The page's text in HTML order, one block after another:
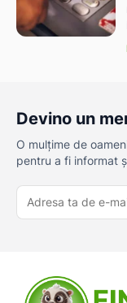
Devino un
O mulțime de
pentru a fi informat